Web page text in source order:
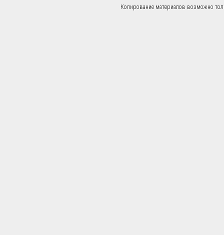
Копирование материалов возможно